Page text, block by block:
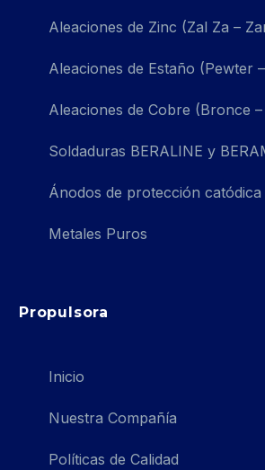
Aleaciones de Zinc (Zal Za –
Aleaciones de Estaño (Pewter
Aleaciones de Cobre (Bronce
Soldaduras BERALINE y
Ánodos de protección
Metales Puros
Propulsora
Inicio
Nuestra Compañía
Políticas de Calidad